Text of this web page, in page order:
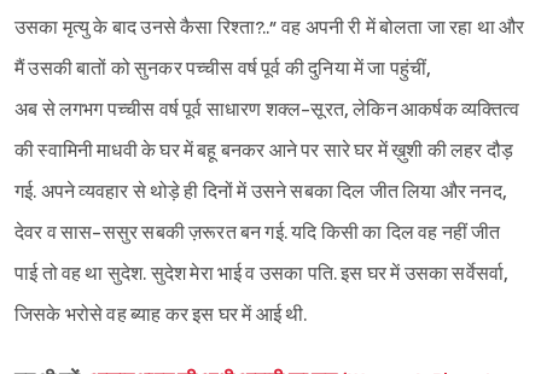
उसका मृत्यु के बाद उनसे कैसा रिश्ता?..” वह अपनी री में बोलता जा रहा था और
मैं उसकी बातों को सुनकर पच्चीस वर्ष पूर्व की दुनिया में जा पहुंचीं,
अब से लगभग पच्चीस वर्ष पूर्व साधारण शक्ल-सूरत, लेकिन आकर्षक व्यक्तित्व
की स्वामिनी माधवी के घर में बहू बनकर आने पर सारे घर में ख़ुशी की लहर दौड़
गई. अपने व्यवहार से थोड़े ही दिनों में उसने सबका दिल जीत लिया और ननद,
देवर व सास-ससुर सबकी ज़रूरत बन गई. यदि किसी का दिल वह नहीं जीत
पाई तो वह था सुदेश. सुदेश मेरा भाई व उसका पति. इस घर में उसका सर्वेसर्वा,
जिसके भरोसे वह ब्याह कर इस घर में आई थी.